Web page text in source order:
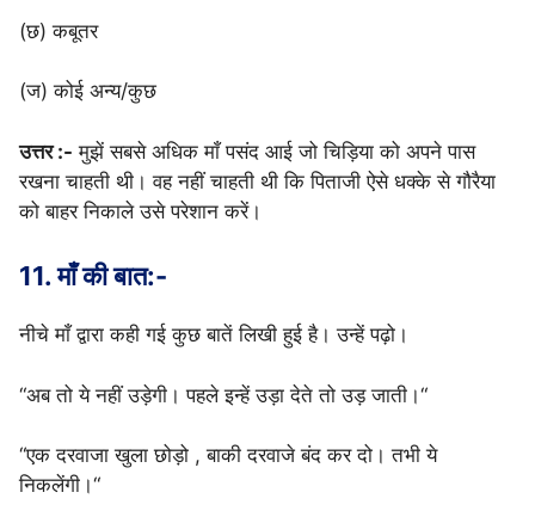
(छ) कबूतर
(ज) कोई अन्य/कुछ
उत्तर :- मुझें सबसे अधिक माँ पसंद आई जो चिड़िया को अपने पास
रखना चाहती थी। वह नहीं चाहती थी कि पिताजी ऐसे धक्के से गौरैया
को बाहर निकाले उसे परेशान करें।
11. माँ की बात:-
नीचे माँ द्वारा कही गई कुछ बातें लिखी हुई है। उन्हें पढ़ो।
“अब तो ये नहीं उड़ेगी। पहले इन्हें उड़ा देते तो उड़ जाती।“
“एक दरवाजा खुला छोड़ो , बाकी दरवाजे बंद कर दो। तभी ये
निकलेंगी।“